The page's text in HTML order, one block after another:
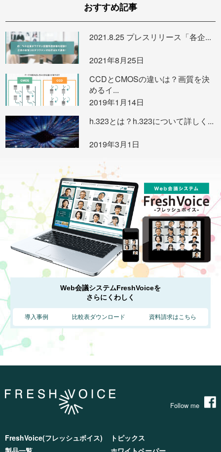
おすすめ記事
2021.8.25 プレスリリース「各企...
2021年8月25日
CCDとCMOSの違いは？画質を決
めるイ...
2019年1月14日
h.323とは？h.323について詳しく...
2019年3月1日
Web会議システムFreshVoiceを
さらにくわしく
導入事例 比較表ダウンロード 資料請求はこちら
Follow me
FreshVoice(フレッシュボイス)
トピックス